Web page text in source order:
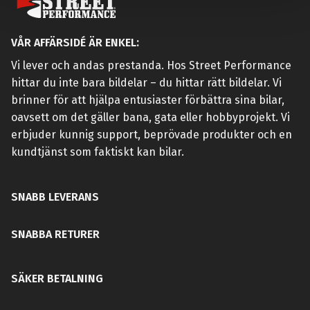
VÅR AFFÄRSIDÉ ÄR ENKEL:
Vi lever och andas prestanda. Hos Street Performance
hittar du inte bara bildelar – du hittar rätt bildelar. Vi
brinner för att hjälpa entusiaster förbättra sina bilar,
oavsett om det gäller bana, gata eller hobbyprojekt. Vi
erbjuder kunnig support, beprövade produkter och en
kundtjänst som faktiskt kan bilar.
SNABB LEVERANS
SNABBA RETURER
SÄKER BETALNING